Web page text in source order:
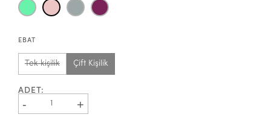
EBAT
Tek kişilik Çift Kişilik
ADET:
- 1 +